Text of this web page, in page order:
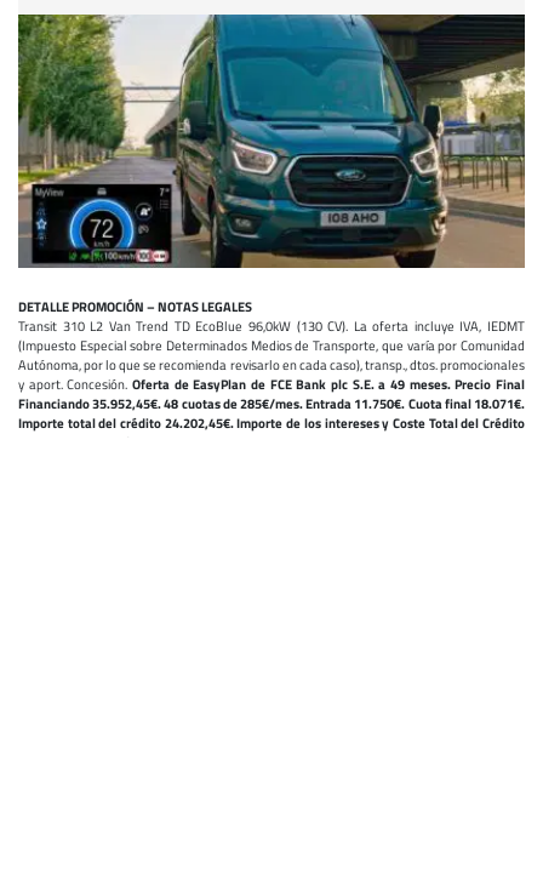
DETALLE PROMOCIÓN – NOTAS LEGALES
Transit 310 L2 Van Trend TD EcoBlue 96,0kW (130 CV). La oferta incluye IVA, IEDMT
(Impuesto Especial sobre Determinados Medios de Transporte, que varía por Comunidad
Autónoma, por lo que se recomienda revisarlo en cada caso), transp., dtos. promocionales
y aport. Concesión. Oferta de EasyPlan de FCE Bank plc S.E. a 49 meses. Precio Final
Financiando 35.952,45€. 48 cuotas de 285€/mes. Entrada 11.750€. Cuota final 18.071€.
Importe total del crédito 24.202,45€. Importe de los intereses y Coste Total del Crédito